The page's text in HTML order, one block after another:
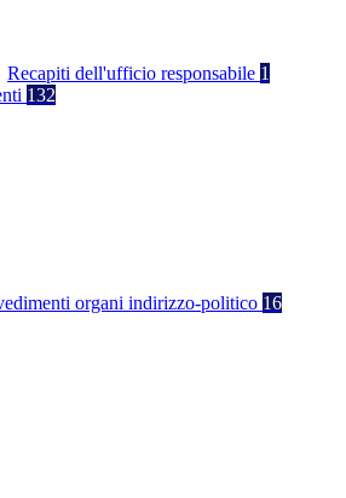
Recapiti dell'ufficio responsabile 1
132
organi indirizzo-politico 16